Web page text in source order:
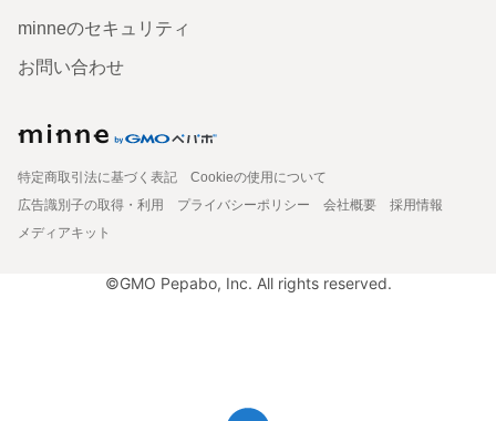
minneのセキュリティ
お問い合わせ
特定商取引法に基づく表記
Cookieの使用について
広告識別子の取得・利用
プライバシーポリシー 会社概要
採用情報
メディアキット
©GMO Pepabo, Inc. All rights reserved.